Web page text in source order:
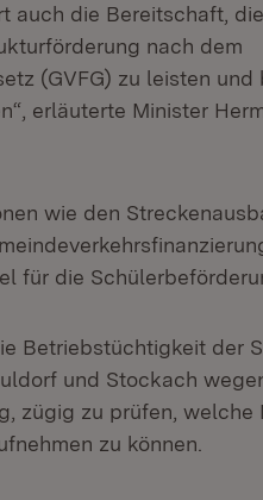
auch die Bereitschaft,
nach dem
(GVFG) zu leisten und
erläuterte Minister
wie den
für die
Betriebstüchtigkeit der
und Stockach
zügig zu prüfen, welche
zu können.